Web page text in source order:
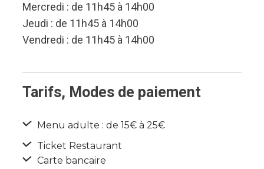
Mercredi : de 11h45 à 14h00
Jeudi : de 11h45 à 14h00
Vendredi : de 11h45 à 14h00
Tarifs, Modes de paiement
Menu adulte : de 15€ à 25€
Ticket Restaurant
Carte bancaire